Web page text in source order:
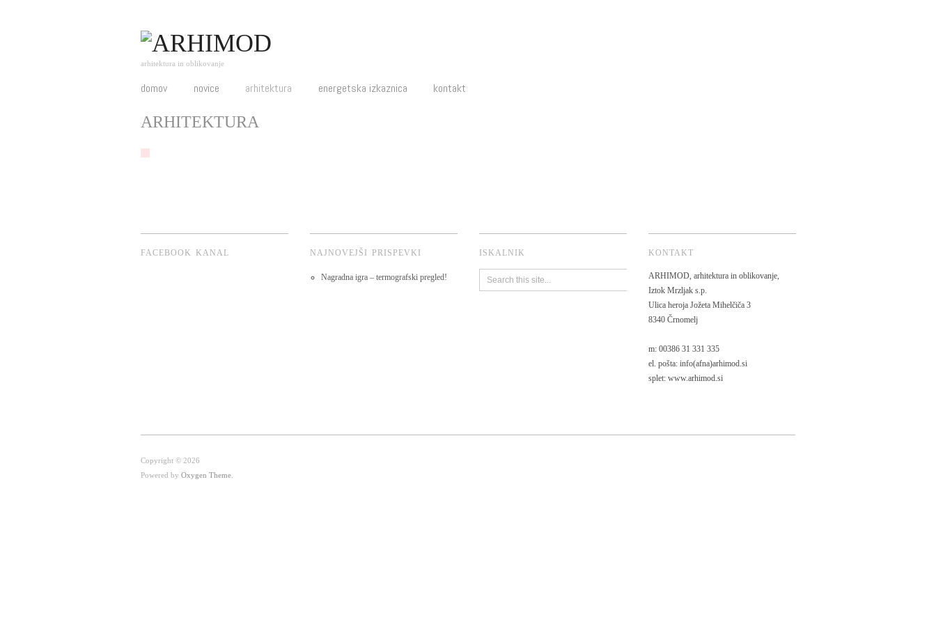
arhitektura in oblikovanje
domov novice arhitektura energetska izkaznica kontakt
ARHITEKTURA
FACEBOOK KANAL NAJNOVEJŠI PRISPEVKI
Nagradna igra – termografski pregled!
ISKALNIK KONTAKT
ARHIMOD, arhitektura in oblikovanje,
Iztok Mrzljak s.p.
Ulica heroja Jožeta Mihelčiča 3
8340 Črnomelj
m: 00386 31 331 335
el. pošta: info(afna)arhimod.si
splet: www.arhimod.si
Copyright © 2026
Powered by Oxygen Theme